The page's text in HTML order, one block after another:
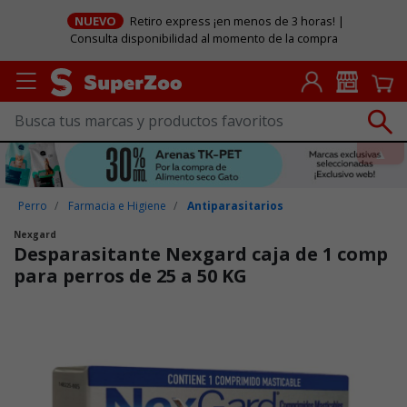
NUEVO
Retiro express ¡en menos de 3 horas! |
Consulta disponibilidad al momento de la compra
Perro Farmacia e Higiene Antiparasitarios
Nexgard
Desparasitante Nexgard caja de 1 comp
para perros de 25 a 50 KG